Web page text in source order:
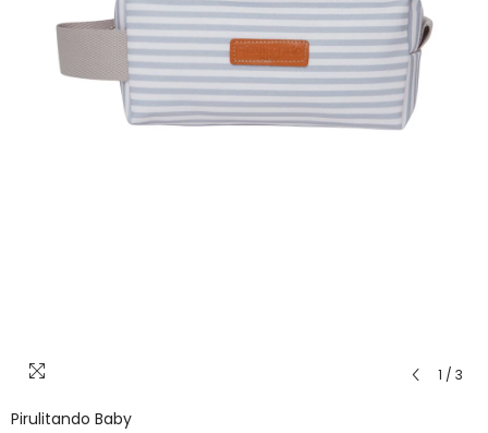
1 / 3
Pirulitando Baby